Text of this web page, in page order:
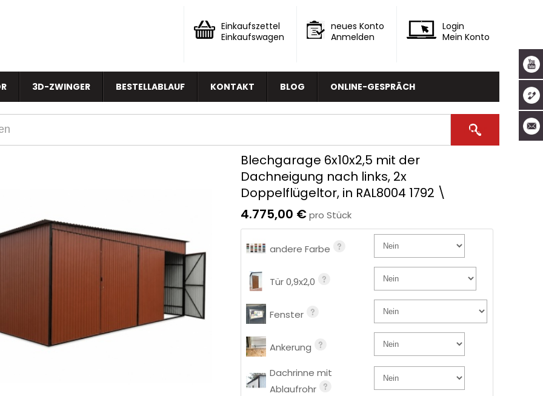
Einkaufszettel
Einkaufswagen
neues Konto
Anmelden
Login
Mein Konto
3D-ZWINGER BESTELLABLAUF KONTAKT BLOG ONLINE-GESPRÄCH
Blechgarage 6x10x2,5 mit der
Dachneigung nach links, 2x
Doppelflügeltor, in RAL8004 1792 \
4.775,00 €pro Stück
andere Farbe
Tür 0,9x2,0
Fenster
Ankerung
Dachrinne mit
Ablaufrohr